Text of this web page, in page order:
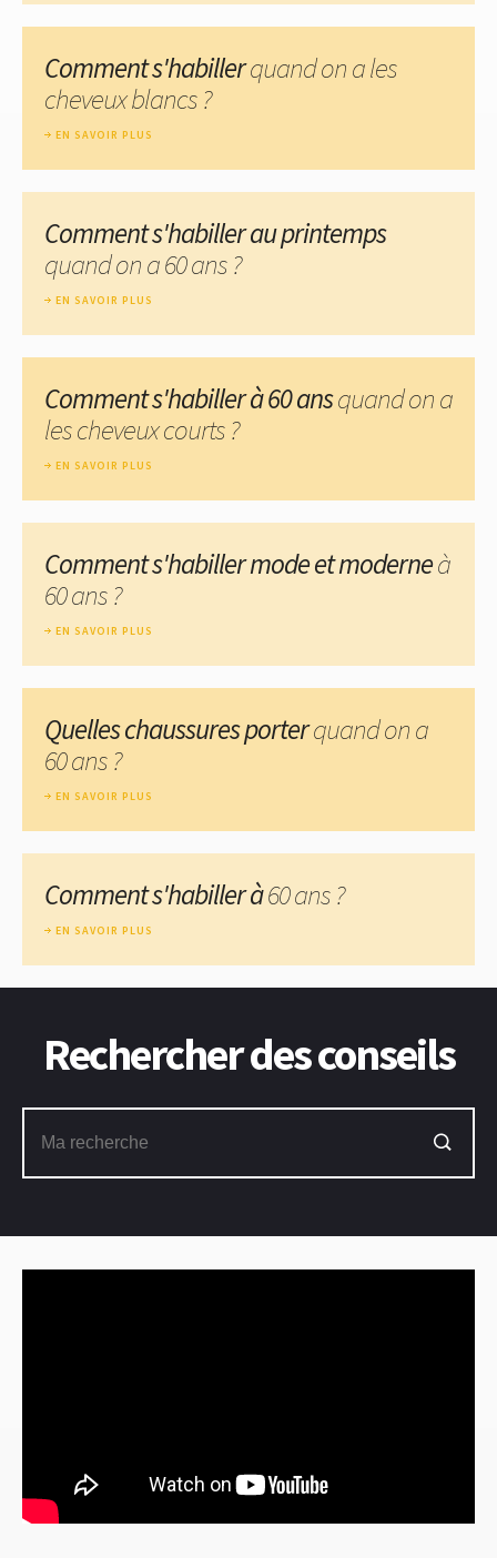
Comment s'habillerquand on a les
cheveux blancs ?
EN SAVOIR PLUS
Comment s'habiller au printemps
quand on a 60 ans ?
EN SAVOIR PLUS
Comment s'habiller à 60 ansquand on a
les cheveux courts ?
EN SAVOIR PLUS
Comment s'habiller mode et moderneà
60 ans ?
EN SAVOIR PLUS
Quelles chaussures porterquand on a
60 ans ?
EN SAVOIR PLUS
Comment s'habiller à60 ans ?
EN SAVOIR PLUS
Rechercher des conseils